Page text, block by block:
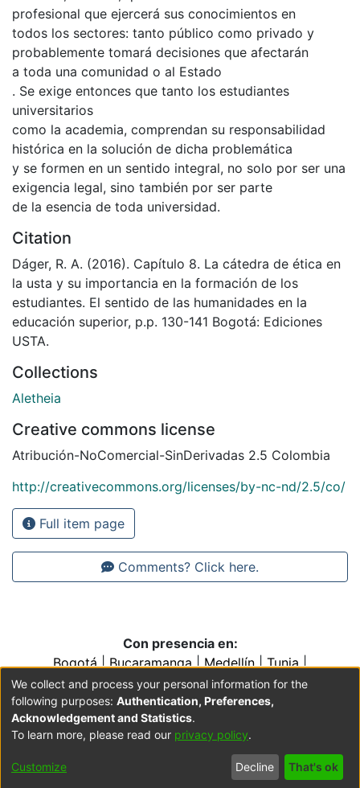
profesional que ejercerá sus conocimientos en
todos los sectores: tanto público como privado y
probablemente tomará decisiones que afectarán
a toda una comunidad o al Estado
. Se exige entonces que tanto los estudiantes
universitarios
como la academia, comprendan su responsabilidad
histórica en la solución de dicha problemática
y se formen en un sentido integral, no solo por ser una
exigencia legal, sino también por ser parte
de la esencia de toda universidad.
Citation
Dáger, R. A. (2016). Capítulo 8. La cátedra de ética en
la usta y su importancia en la formación de los
estudiantes. El sentido de las humanidades en la
educación superior, p.p. 130-141 Bogotá: Ediciones
USTA.
Collections
Aletheia
Creative commons license
Atribución-NoComercial-SinDerivadas 2.5 Colombia
http://creativecommons.org/licenses/by-nc-nd/2.5/co/
Full item page
Comments? Click here.
Con presencia en:
Bogotá|Bucaramanga|Medellín|Tunja|
Villavicencio|Conventos y Colegios de la Orden de
Predicadores
Cookie
End User
Agreement
Send
Feedback
We collect and process your personal information for the
following purposes: Authentication, Preferences,
Acknowledgement and Statistics.
To learn more, please read our privacy policy.
Customize Decline That's ok